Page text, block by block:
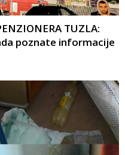
TUZLA:
poznate informacije